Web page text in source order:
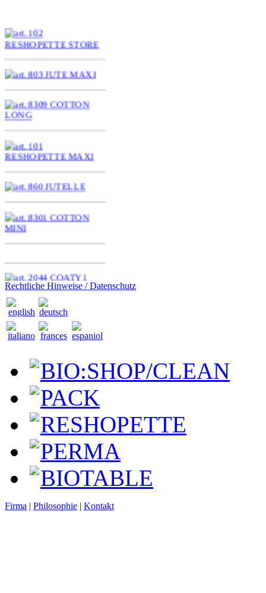
Rechtliche Hinweise / Datenschutz
BIO:SHOP/CLEAN
PACK
RESHOPETTE
PERMA
BIOTABLE
Firma | Philosophie | Kontakt